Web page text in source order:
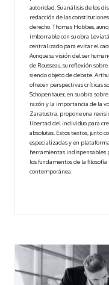
autoridad. Su análisis de los
redacción de las
derecho. Thomas Hobbes,
imborrable con su obra
centralizado para evitar el
Aunque su visión del ser
de Rousseau, su reflexión
siendo objeto de debate.
ofrecen perspectivas críticas
Schopenhauer, en su obra
razón y la importancia de la
Zaratustra, propone una
libertad del individuo para
absolutas. Estos textos, junto
especializadas y en
herramientas indispensables
los fundamentos de la
contemporánea.